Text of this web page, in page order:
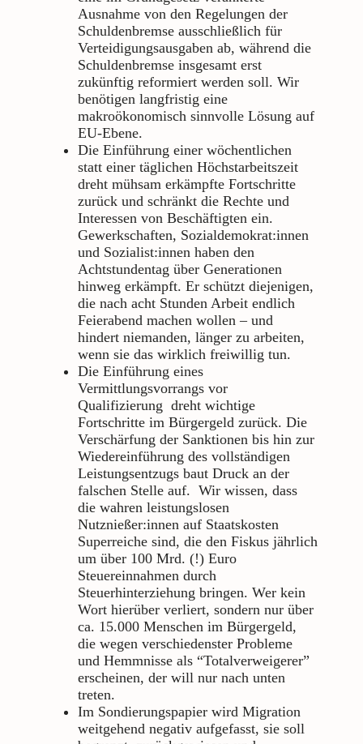
Ausnahme von den Regelungen der
Schuldenbremse ausschließlich für
Verteidigungsausgaben ab, während die
Schuldenbremse insgesamt erst
zukünftig reformiert werden soll. Wir
benötigen langfristig eine
makroökonomisch sinnvolle Lösung auf
EU-Ebene.
Die Einführung einer wöchentlichen
statt einer täglichen Höchstarbeitszeit
dreht mühsam erkämpfte Fortschritte
zurück und schränkt die Rechte und
Interessen von Beschäftigten ein.
Gewerkschaften, Sozialdemokrat:innen
und Sozialist:innen haben den
Achtstundentag über Generationen
hinweg erkämpft. Er schützt diejenigen,
die nach acht Stunden Arbeit endlich
Feierabend machen wollen – und
hindert niemanden, länger zu arbeiten,
wenn sie das wirklich freiwillig tun.
Die Einführung eines
Vermittlungsvorrangs vor
Qualifizierung dreht wichtige
Fortschritte im Bürgergeld zurück. Die
Verschärfung der Sanktionen bis hin zur
Wiedereinführung des vollständigen
Leistungsentzugs baut Druck an der
falschen Stelle auf. Wir wissen, dass
die wahren leistungslosen
Nutznießer:innen auf Staatskosten
Superreiche sind, die den Fiskus jährlich
um über 100 Mrd. (!) Euro
Steuereinnahmen durch
Steuerhinterziehung bringen. Wer kein
Wort hierüber verliert, sondern nur über
ca. 15.000 Menschen im Bürgergeld,
die wegen verschiedenster Probleme
und Hemmnisse als “Totalverweigerer”
erscheinen, der will nur nach unten
treten.
Im Sondierungspapier wird Migration
weitgehend negativ aufgefasst, sie soll